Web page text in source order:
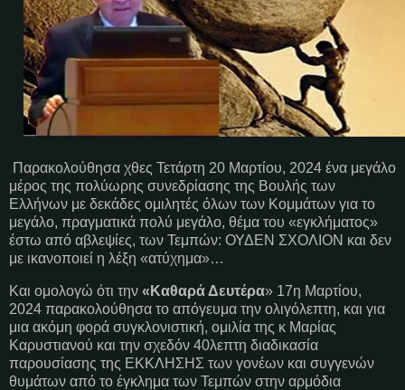
Παρακολούθησα χθες Τετάρτη 20 Μαρτίου, 2024 ένα μεγάλο
μέρος της πολύωρης συνεδρίασης της Βουλής των
Ελλήνων με δεκάδες ομιλητές όλων των Κομμάτων για το
μεγάλο, πραγματικά πολύ μεγάλο, θέμα του «εγκλήματος»
έστω από αβλεψίες, των Τεμπών: ΟΥΔΕΝ ΣΧΟΛΙΟΝ και δεν
με ικανοποιεί η λέξη «ατύχημα»…
Και ομολογώ ότι την «Καθαρά Δευτέρα» 17η Μαρτίου,
2024 παρακολούθησα το απόγευμα την ολιγόλεπτη, και για
μια ακόμη φορά συγκλονιστική, ομιλία της κ Μαρίας
Καρυστιανού και την σχεδόν 40λεπτη διαδικασία
παρουσίασης της ΕΚΚΛΗΣΗΣ των γονέων και συγγενών
θυμάτων από το έγκλημα των Τεμπών στην αρμόδια